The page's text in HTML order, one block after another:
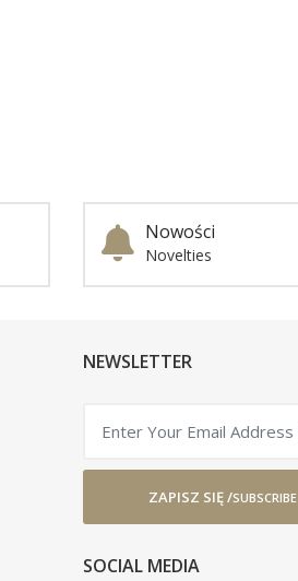
Nowości
Novelties
NEWSLETTER
ZAPISZ SIĘ /SUBSCRIBE
SOCIAL MEDIA